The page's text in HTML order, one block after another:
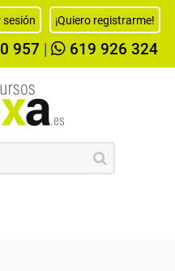
sesión ¡Quiero registrarme!
957 619 926 324